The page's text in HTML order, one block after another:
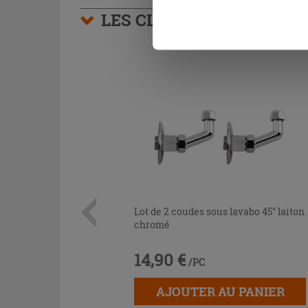
LES CLIENTS AYANT
Lot de 2 coudes sous lavabo 45° laiton
chromé
14,90 € /PC
AJOUTER AU PANIER